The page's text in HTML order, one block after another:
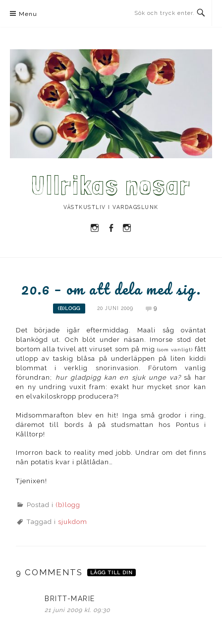
Menu
Ullrikas nosar
VÄSTKUSTLIV I VARDAGSLUNK
Instagram
Facebook
20.6 – om att dela med sig.
(B)LOGG 20 JUNI 2009 9
Det började igår eftermiddag. Maali såg oväntat
blankögd ut. Och blöt under näsan. Imorse stod det
bortom alla tvivel att viruset som på mig (som vanligt) fått
utlopp av taskig blåsa på underläppen på liten kiddi
blommat i verklig snorinvasion. Förutom vanlig
förundran; hur gladpigg kan en sjuk unge va?så har
en ny undring vuxit fram: exakt hur mycket snor kan
en elvakiloskropp producera?!
Midsommarafton blev en hit! Inga små grodor i ring,
däremot till bords å på studsmattan hos Pontus i
Kålltorp!
Imorron back to reality med jobb. Undrar om det finns
nån potatis kvar i plåtlådan…
Tjenixen!
Postad i (b)logg
Taggad isjukdom
9 COMMENTS LÄGG TILL DIN
BRITT-MARIE
21 juni 2009 kl. 09:30